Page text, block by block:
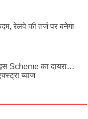
रेलवे की तर्ज पर बनेगा
इस Scheme का दायरा…
ब्याज